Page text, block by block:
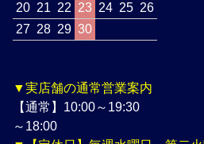
20 21 22 23 24 25 26
27 28 29 30
▼実店舗の通常営業案内
【通常】10:00～19:30 【
～18:00